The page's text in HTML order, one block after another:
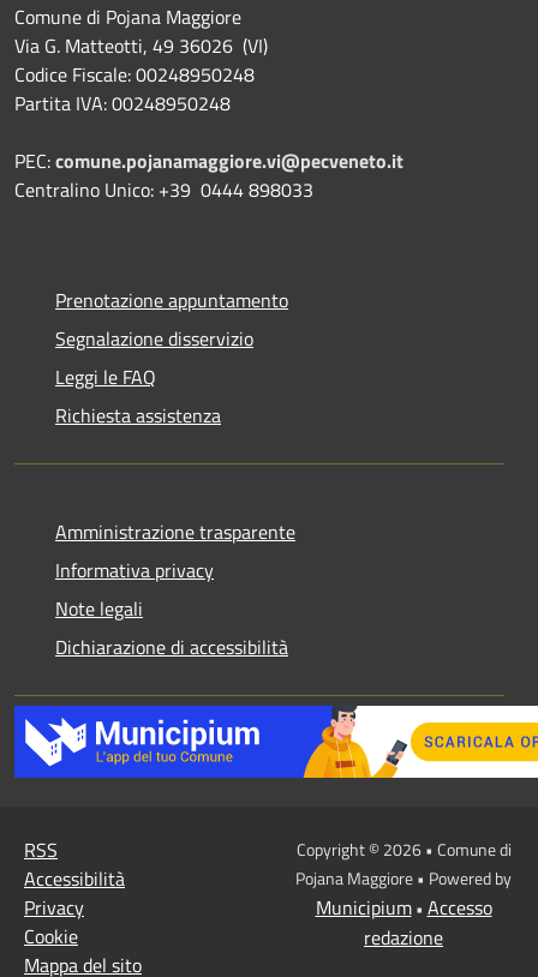
Comune di Pojana Maggiore
Via G. Matteotti, 49 36026 (VI)
Codice Fiscale: 00248950248
Partita IVA: 00248950248
PEC:comune.pojanamaggiore.vi@pecveneto.it
Centralino Unico: +39 0444 898033
Prenotazione appuntamento
Segnalazione disservizio
Leggi le FAQ
Richiesta assistenza
Amministrazione trasparente
Informativa privacy
Note legali
Dichiarazione di accessibilità
RSS
Accessibilità
Privacy
Cookie
Mappa del sito
Copyright © 2026 • Comune di
Pojana Maggiore • Powered by
Municipium• Accesso
redazione